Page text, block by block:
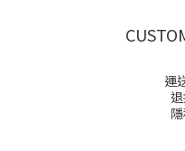
運